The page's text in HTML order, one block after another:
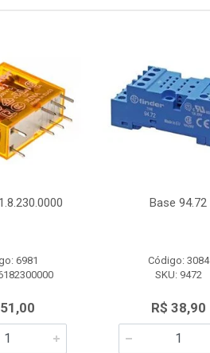
6981
Base 94.72
Código: 3084
SKU: 9472
R$ 38,90